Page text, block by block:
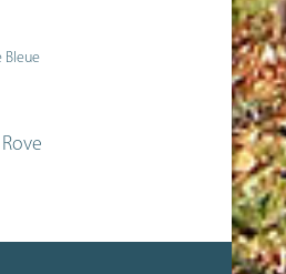
Bleue